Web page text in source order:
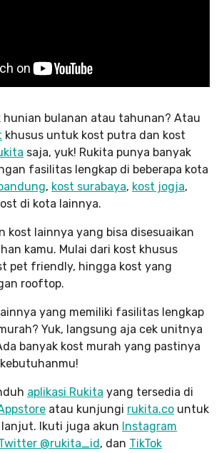
hunian bulanan atau tahunan? Atau
khusus untuk kost putra dan kost
saja, yuk! Rukita punya banyak
fasilitas lengkap di beberapa kota
, kost surabaya, kost jogja,
di kota lainnya.
kost lainnya yang bisa disesuaikan
kamu. Mulai dari kost khusus
pet friendly, hingga kost yang
rooftop.
lainnya yang memiliki fasilitas lengkap
Yuk, langsung aja cek unitnya
banyak kost murah yang pastinya
aplikasi Rukita yang tersedia di
atau kunjungi rukita.co untuk
Ikuti juga akun Instagram
@rukita_id , dan TikTok